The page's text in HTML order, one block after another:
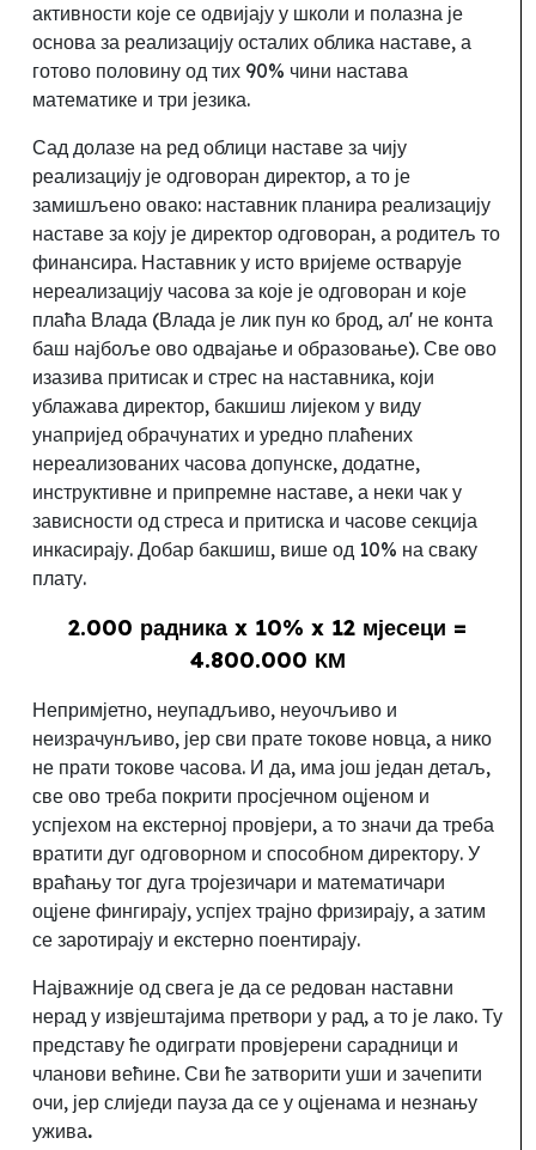
активности које се одвијају у школи и полазна је
основа за реализацију осталих облика наставе, а
готово половину од тих 90% чини настава
математике и три језика.
Сад долазе на ред облици наставе за чију
реализацију је одговоран директор, а то је
замишљено овако: наставник планира реализацију
наставе за коју је директор одговоран, а родитељ то
финансира. Наставник у исто вријеме остварује
нереализацију часова за које је одговоран и које
плаћа Влада (Влада је лик пун ко брод, ал' не конта
баш најбоље ово одвајање и образовање). Све ово
изазива притисак и стрес на наставника, који
ублажава директор, бакшиш лијеком у виду
унапријед обрачунатих и уредно плаћених
нереализованих часова допунске, додатне,
инструктивне и припремне наставе, а неки чак у
зависности од стреса и притиска и часове секција
инкасирају. Добар бакшиш, више од 10% на сваку
плату.
2.000 радника x 10% x 12 мјесеци =
4.800.000 КМ
Непримјетно, неупадљиво, неуочљиво и
неизрачунљиво, јер сви прате токове новца, а нико
не прати токове часова. И да, има још један детаљ,
све ово треба покрити просјечном оцјеном и
успјехом на екстерној провјери, а то значи да треба
вратити дуг одговорном и способном директору. У
враћању тог дуга тројезичари и математичари
оцјене фингирају, успјех трајно фризирају, а затим
се заротирају и екстерно поентирају.
Најважније од свега је да се редован наставни
нерад у извјештајима претвори у рад, а то је лако. Ту
представу ће одиграти провјерени сарадници и
чланови већине. Сви ће затворити уши и зачепити
очи, јер слиједи пауза да се у оцјенама и незнању
ужива.